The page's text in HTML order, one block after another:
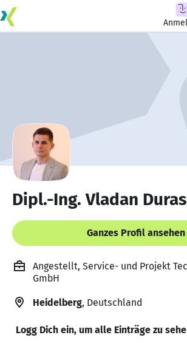
Dipl.-Ing. Vladan Duras
Ganzes Profil ansehen
Angestellt, Service- und Projekt
GmbH
Heidelberg, Deutschland
Logg Dich ein, um alle Einträge zu